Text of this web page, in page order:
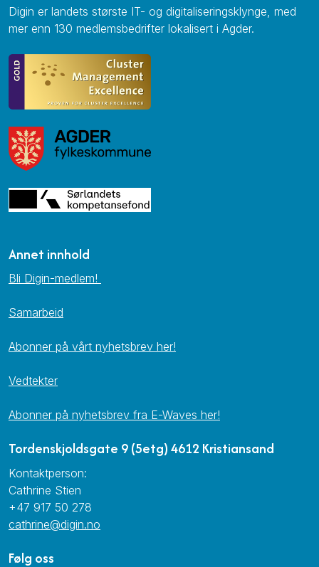
Digin er landets største IT- og digitaliseringsklynge, med
mer enn 130 medlemsbedrifter lokalisert i Agder.
Annet innhold
Bli Digin-medlem!
Samarbeid
Abonner på vårt nyhetsbrev her!
Vedtekter
Abonner på nyhetsbrev fra E-Waves her!
Tordenskjoldsgate 9 (5etg) 4612 Kristiansand
Kontaktperson:
Cathrine Stien
+47 917 50 278
cathrine@digin.no
Følg oss